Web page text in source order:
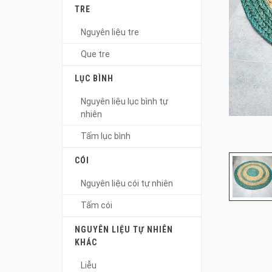
TRE
Nguyên liệu tre
Que tre
LỤC BÌNH
Nguyên liệu lục bình tự
nhiên
Tấm lục bình
CÓI
Nguyên liệu cói tự nhiên
Tấm cói
NGUYÊN LIỆU TỰ NHIÊN
KHÁC
Liễu